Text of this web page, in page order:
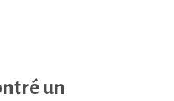
un